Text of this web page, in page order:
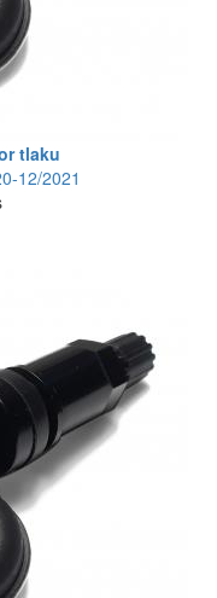
tlaku
12/2021